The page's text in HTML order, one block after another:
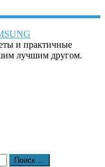
и практичные
лучшим другом.
Поиск …